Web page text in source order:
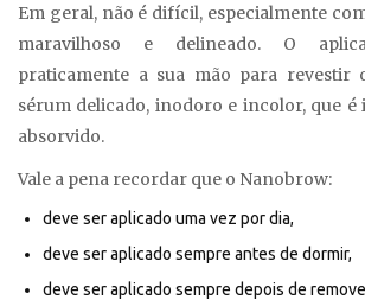
Em geral, não é difícil, especialmente
maravilhoso e delineado. O
praticamente a sua mão para revestir
sérum delicado, inodoro e incolor, que é
absorvido.
Vale a pena recordar que o Nanobrow:
deve ser aplicado uma vez por dia,
deve ser aplicado sempre antes de dormir,
deve ser aplicado sempre depois de